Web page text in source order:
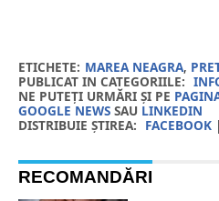
ETICHETE: MAREA NEAGRA,
PUBLICAT IN CATEGORIILE:
NE PUTEȚI URMĂRI ȘI PE
GOOGLE NEWSSAU LINKEDIN
DISTRIBUIE ȘTIREA: FACEBOOK|
RECOMANDĂRI